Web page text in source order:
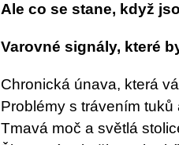
Ale co se stane, když
Varovné signály, které
Chronická únava, která
Problémy s trávením
Tmavá moč a světlá